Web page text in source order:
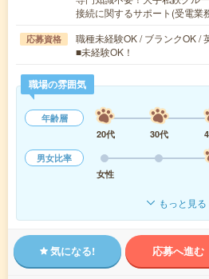
接続に関するサポート(受電
応募資格
職種未経験OK / ブランクOK /
■未経験OK！
職場の雰囲気
年齢層
20代
30代
男女比率
女性
もっと見る
気になる! 応募へ進む